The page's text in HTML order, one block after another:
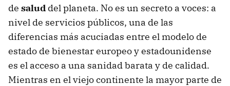
de salud del planeta. No es un secreto a voces: a
nivel de servicios públicos, una de las
diferencias más acuciadas entre el modelo de
estado de bienestar europeo y estadounidense
es el acceso a una sanidad barata y de calidad.
Mientras en el viejo continente la mayor parte de